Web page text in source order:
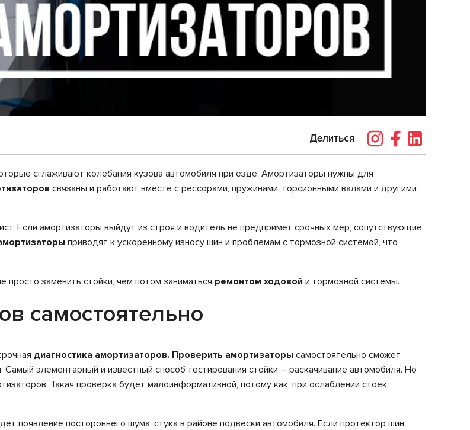
Делиться
сглаживают колебания кузова автомобиля при езде. Амортизаторы нужны для
связаны и работают вместе с рессорами, пружинами, торсионными валами и другими
Если амортизаторы выйдут из строя и водитель не предпримет срочных мер, сопутствующие
приводят к ускоренному износу шин и проблемам с тормозной системой, что
заменить стойки, чем потом заниматься ремонтом ходовой и тормозной системы.
самостоятельно
диагностика амортизаторов. Проверить амортизаторы самостоятельно сможет
элементарный и известный способ тестирования стойки – раскачивание автомобиля. Но
Такая проверка будет малоинформативной, потому как, при ослаблении стоек,
появление постороннего шума, стука в районе подвески автомобиля. Если протектор шин